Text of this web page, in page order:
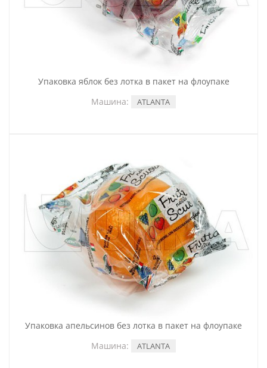
Упаковка яблок без лотка в пакет на флоупаке
Машина:
ATLANTA
Упаковка апельсинов без лотка в пакет на флоупаке
Машина:
ATLANTA